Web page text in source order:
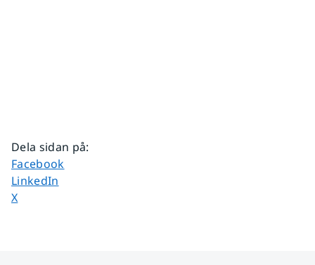
Dela sidan på:
Dela sidan på
Facebook
Dela sidan på
LinkedIn
Dela sidan på
X